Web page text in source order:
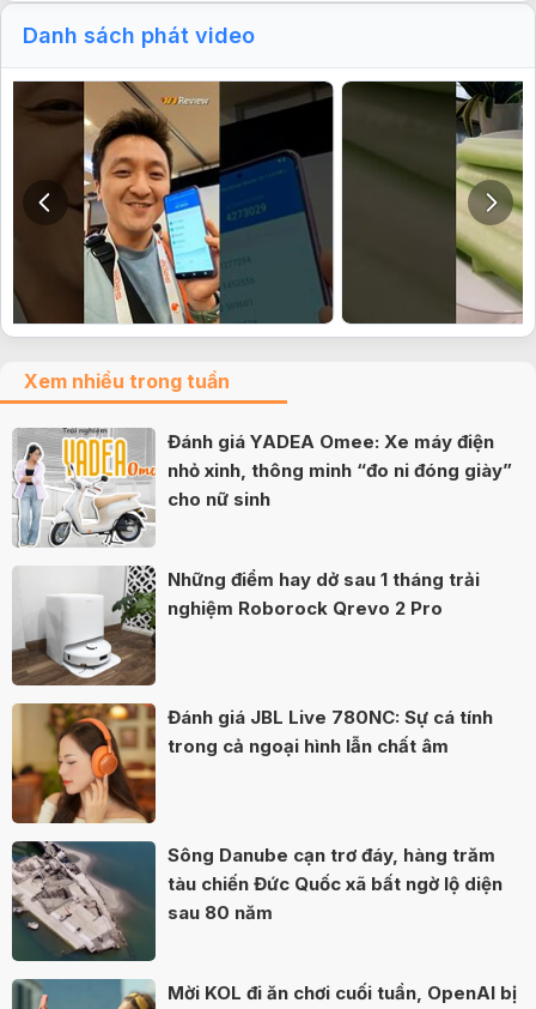
Danh sách phát video
Xem nhiều trong tuần
Đánh giá YADEA Omee: Xe máy điện
nhỏ xinh, thông minh “đo ni đóng giày”
cho nữ sinh
Những điểm hay dở sau 1 tháng trải
nghiệm Roborock Qrevo 2 Pro
Đánh giá JBL Live 780NC: Sự cá tính
trong cả ngoại hình lẫn chất âm
Sông Danube cạn trơ đáy, hàng trăm
tàu chiến Đức Quốc xã bất ngờ lộ diện
sau 80 năm
Mời KOL đi ăn chơi cuối tuần, OpenAI bị